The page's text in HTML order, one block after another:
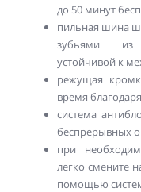
до 50 минут
пильная шина
зубьями из
устойчивой к
режущая
время
система
беспрерывных
при
легко смените
помощью